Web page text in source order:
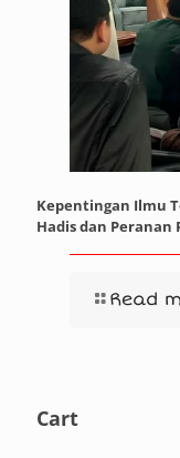
Kepentingan Ilmu
Hadis dan Peranan
Read
Cart